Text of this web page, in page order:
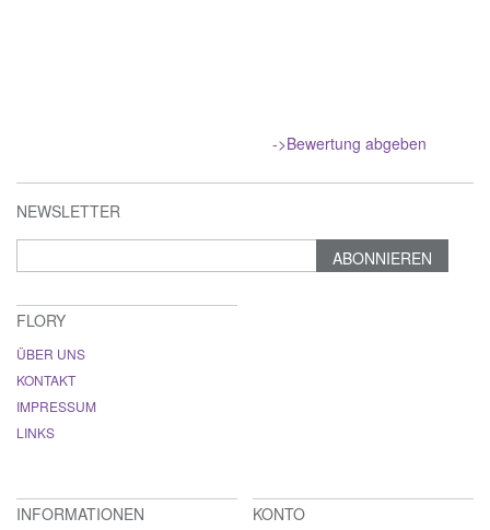
->Bewertung abgeben
NEWSLETTER
ABONNIEREN
FLORY
ÜBER UNS
KONTAKT
IMPRESSUM
LINKS
INFORMATIONEN KONTO